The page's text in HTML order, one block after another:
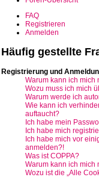
FAQ
Registrieren
Anmelden
Häufig gestellte
Registrierung und
Warum kann ich mich
Wozu muss ich mich
Warum werde ich
Wie kann ich
auftaucht?
Ich habe mein
Ich habe mich
Ich habe mich vor
anmelden?!
Was ist COPPA?
Warum kann ich mich
Wozu ist die „Alle